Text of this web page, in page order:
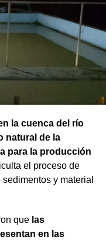
la cuenca del río
natural de la
para la producción
el proceso de
y material
que las
en las